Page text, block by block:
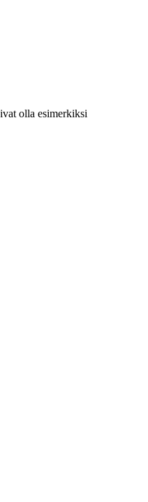
olla esimerkiksi